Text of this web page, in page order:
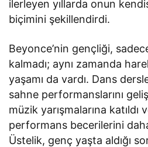
ilerleyen yıllarda onun
biçimini şekillendirdi.
Beyonce’nin gençliği,
kalmadı; aynı zamanda
yaşamı da vardı. Dans
sahne performanslarını
müzik yarışmalarına katıldı
performans becerilerini
Üstelik, genç yaşta aldığı